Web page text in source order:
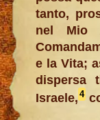
tanto,
nel Mio
e la Vita;
dispersa
Israele,4